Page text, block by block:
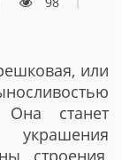
или
Она станет
строения,